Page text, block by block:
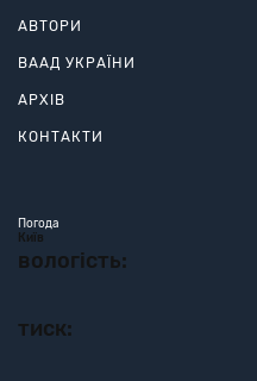
АВТОРИ
ВААД УКРАЇНИ
АРХІВ
КОНТАКТИ
Погода
Київ
вологість:
тиск: